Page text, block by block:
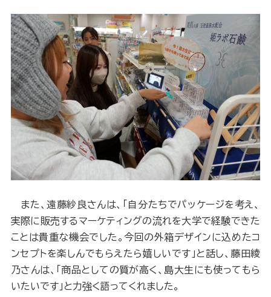
また、遠藤紗良さんは、「自分たちでパッケージを考え、
実際に販売するマーケティングの流れを大学で経験できた
ことは貴重な機会でした。今回の外箱デザインに込めたコ
ンセプトを楽しんでもらえたら嬉しいです」と話し、藤田綾
乃さんは、「商品としての質が高く、島大生にも使ってもら
いたいです」と力強く語ってくれました。